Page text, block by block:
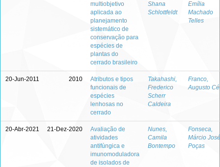
multiobjetivo
aplicada ao
planejamento
sistemático de
conservação para
espécies de
plantas do
cerrado brasileiro
Shana
Schlottfeldt
Emília
Machado
Telles
20-Jun-2011 2010
Atributos e tipos
funcionais de
espécies
lenhosas no
cerrado
Takahashi,
Frederico
Scherr
Caldeira
Franco,
Augusto
20-Abr-2021 21-Dez-2020
Avaliação de
atividades
antifúngica e
imunomoduladora
de isolados de
Nunes,
Camila
Bontempo
Fonseca,
Márcio José
Poças